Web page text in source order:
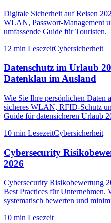
Digitale Sicherheit auf Reisen
WLAN, Passwort-Management
umfassende Guide für Touristen.
12 min LesezeitCybersicherheit
Datenschutz im Urlaub
Datenklau im Ausland
Wie Sie Ihre persönlichen Daten
sicheres WLAN, RFID-Schutz
Guide für datensicheren Urlaub
10 min LesezeitCybersicherheit
Cybersecurity
2026
Cybersecurity Risikobewertung
Best Practices für Unternehmen.
systematisch bewerten und
10 min Lesezeit